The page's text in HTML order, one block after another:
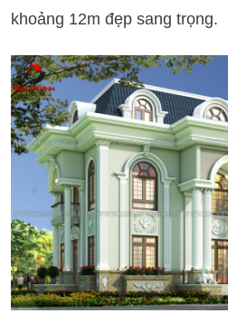
khoảng 12m đẹp sang trọng.